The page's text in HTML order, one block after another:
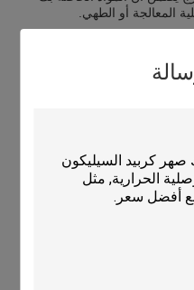
المعالجة أو الطهي.
داخل الفرن أو الفرن، مما يضمن
الطهي. المسامية المسيطرة
و مثالي مسامية ظاهرية،
سواء استخدمت لحرق
تجارب،الوعاء يقدم أداء متسق
في مختلف الصناعات.